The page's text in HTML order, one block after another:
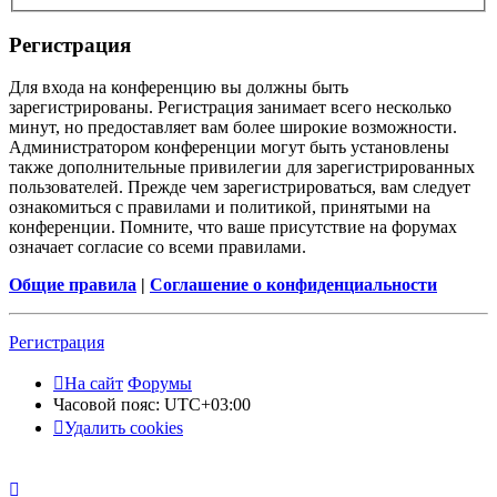
Регистрация
Для входа на конференцию вы должны быть
зарегистрированы. Регистрация занимает всего несколько
минут, но предоставляет вам более широкие возможности.
Администратором конференции могут быть установлены
также дополнительные привилегии для зарегистрированных
пользователей. Прежде чем зарегистрироваться, вам следует
ознакомиться с правилами и политикой, принятыми на
конференции. Помните, что ваше присутствие на форумах
означает согласие со всеми правилами.
Общие правила | Соглашение о конфиденциальности
Регистрация
На сайт Форумы
Часовой пояс: UTC+03:00
Удалить cookies